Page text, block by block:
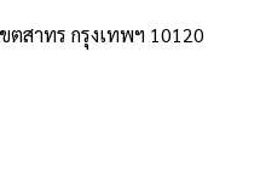
สาทร กรุงเทพฯ 10120